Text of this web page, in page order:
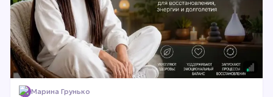
Марина Грунько